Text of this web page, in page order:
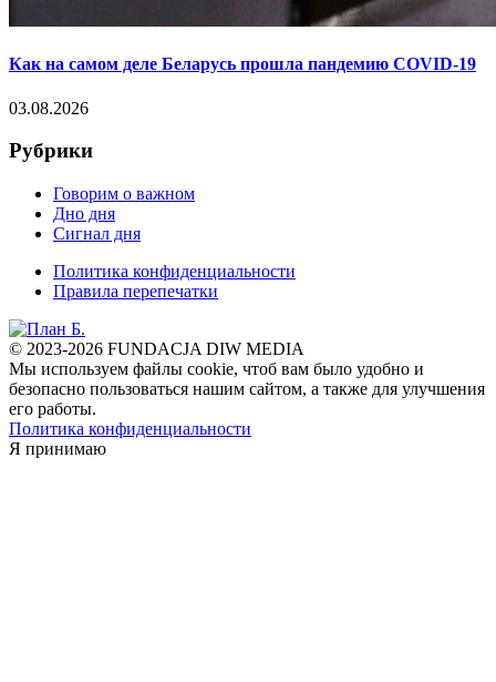
Как на самом деле Беларусь прошла пандемию COVID-19
03.08.2026
Рубрики
Говорим о важном
Дно дня
Сигнал дня
Политика конфиденциальности
Правила перепечатки
© 2023-2026 FUNDACJA DIW MEDIA
Мы используем файлы cookie, чтоб вам было удобно и
безопасно пользоваться нашим сайтом, а также для улучшения
его работы.
Политика конфиденциальности
Я принимаю